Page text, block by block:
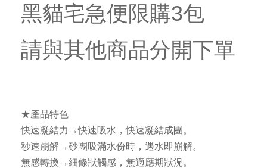
黑貓宅急便限購3包
請與其他商品分開下單
★產品特色
快速凝結力→快速吸水，快速凝結成團。
秒速崩解→砂團吸滿水份時，遇水即崩解。
無感轉換→細條狀觸感，無適應期狀況。